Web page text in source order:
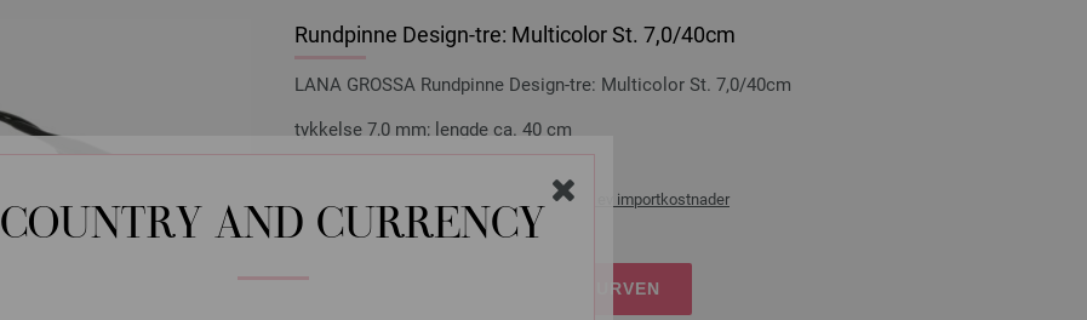
COUNTRY AND CURRENCY
Rundpinne Design-tre: Multicolor St. 7,0/40cm
LANA GROSSA Rundpinne Design-tre: Multicolor St. 7,0/40cm
tykkelse 7,0 mm; lengde ca. 40 cm
leverans og ev importkostnader
I HANDLEKURVEN